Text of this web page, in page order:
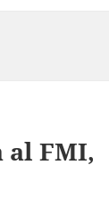
al FMI,